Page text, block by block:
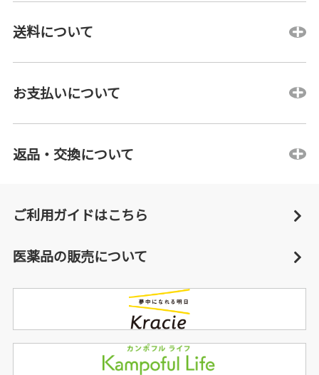
送料について
お支払いについて
返品・交換について
ご利用ガイドはこちら
医薬品の販売について